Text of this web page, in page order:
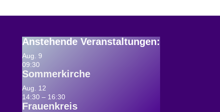
Anstehende Veranstaltungen:
Aug. 9
09:30
Sommerkirche
Aug. 12
14:30– 16:30
Frauenkreis